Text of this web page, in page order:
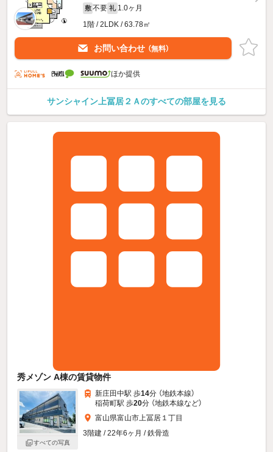
敷 不要 礼 1.0ヶ月
1階 / 2LDK / 63.78㎡
お問い合わせ （無料）
ほか提供
サンシャイン上冨居２Ａのすべての部屋を見る
秀メゾン A棟の賃貸物件
すべての写真
新庄田中駅 歩14分 （地鉄本線）
稲荷町駅 歩20分 （地鉄本線など）
富山県富山市上冨居１丁目
3階建 / 22年6ヶ月 / 鉄骨造